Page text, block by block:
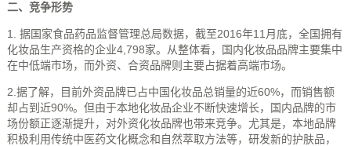
二、竞争形势
1. 据国家食品药品监督管理总局数据，截至2016年11月底，全国拥有
化妆品生产资格的企业4,798家。从整体看，国内化妆品品牌主要集中
在中低端市场，而外资、合资品牌则主要占据着高端市场。
2.据了解，目前外资品牌已占中国化妆品总销量的近60%，而销售额
却占到近90%。但由于本地化妆品企业不断快速增长，国内品牌的市
场份额正逐渐提升，对外资化妆品牌也带来竞争。尤其是，本地品牌
积极利用传统中医药文化概念和自然萃取方法等，研发新的护肤品，